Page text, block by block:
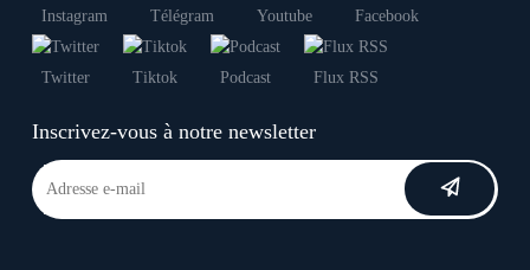
Instagram Télégram Youtube Facebook
Twitter Tiktok Podcast Flux RSS
Inscrivez-vous à notre newsletter